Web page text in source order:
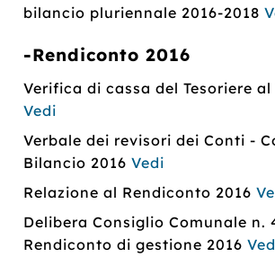
bilancio pluriennale 2016-2018
-Rendiconto 2016
Verifica di cassa del Tesoriere al
Vedi
Verbale dei revisori dei Conti -
Bilancio 2016Vedi
Relazione al Rendiconto 2016
Delibera Consiglio Comunale n.
Rendiconto di gestione 2016